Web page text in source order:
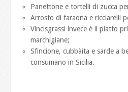
Panettone e tortelli di zucca
Arrosto di faraona e ricciarelli
Vincisgrassi invece è il piatto
marchigiane;
Sfincione, cubbàita e sarde a
consumano in Sicilia.